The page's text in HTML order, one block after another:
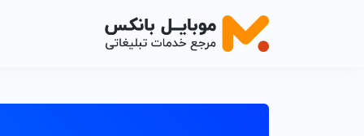
اصناف